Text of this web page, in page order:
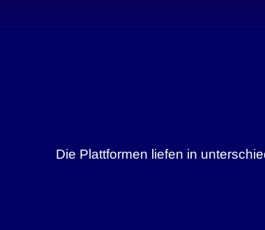
Die Plattformen liefen in